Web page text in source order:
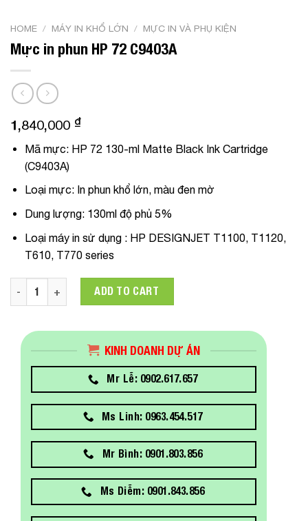
HOME / MÁY IN KHỔ LỚN / MỰC IN VÀ PHỤ KIỆN
Mực in phun HP 72 C9403A
1,840,000 ₫
Mã mực: HP 72 130-ml Matte Black Ink Cartridge
(C9403A)
Loại mực: In phun khổ lớn, màu đen mờ
Dung lượng: 130ml độ phủ 5%
Loại máy in sử dụng : HP DESIGNJET T1100, T1120,
T610, T770 series
Mực in phun HP 72 C9403A quantity
ADD TO CART
KINH DOANH DỰ ÁN
Mr Lễ: 0902.617.657
Ms Linh: 0963.454.517
Mr Bình: 0901.803.856
Ms Diễm: 0901.843.856